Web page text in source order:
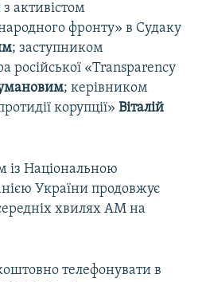
з активістом
фронту» в Судаку
; заступником
російської «Transparency
; керівником
корупції» Віталій
із Національною
України продовжує
хвилях АМ на
телефонувати в